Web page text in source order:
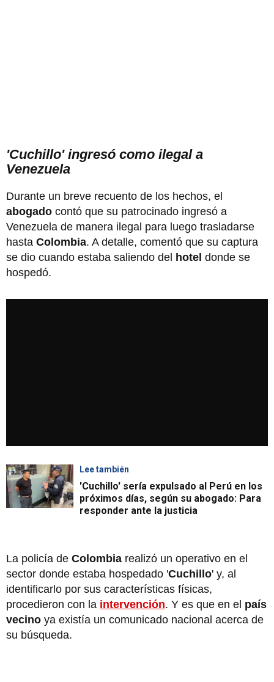
'Cuchillo' ingresó como ilegal a
Venezuela
Durante un breve recuento de los hechos, el
abogado contó que su patrocinado ingresó a
Venezuela de manera ilegal para luego trasladarse
hasta Colombia. A detalle, comentó que su captura
se dio cuando estaba saliendo del hotel donde se
hospedó.
Lee también
'Cuchillo' sería expulsado al Perú en los
próximos días, según su abogado: Para
responder ante la justicia
La policía de Colombia realizó un operativo en el
sector donde estaba hospedado 'Cuchillo' y, al
identificarlo por sus características físicas,
procedieron con la intervención. Y es que en el país
vecino ya existía un comunicado nacional acerca de
su búsqueda.